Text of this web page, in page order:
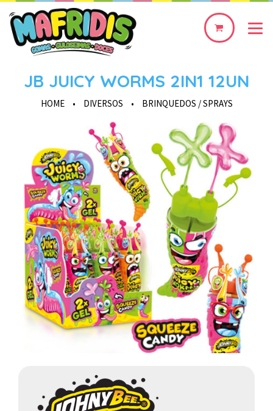
0
JB JUICY WORMS 2IN1 12UN
HOME • DIVERSOS • BRINQUEDOS / SPRAYS